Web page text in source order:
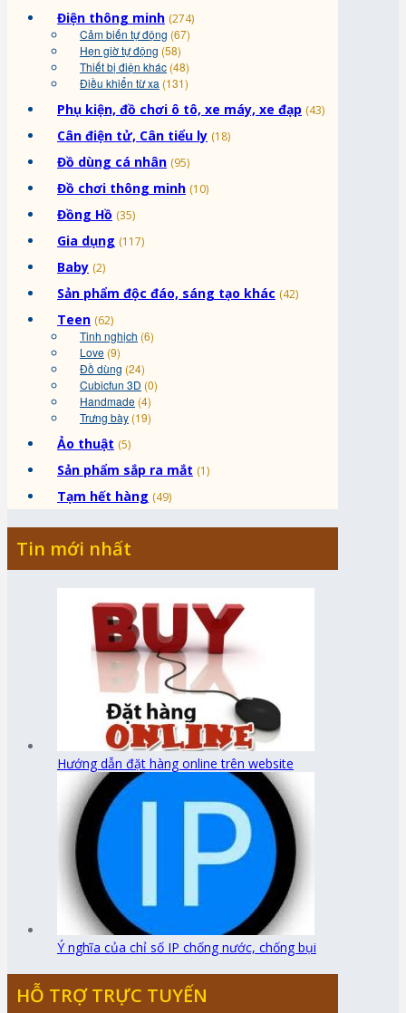
Điện thông minh (274)
Cảm biến tự động (67)
Hẹn giờ tự động (58)
Thiết bị điện khác (48)
Điều khiển từ xa (131)
Phụ kiện, đồ chơi ô tô, xe máy, xe đạp (43)
Cân điện tử, Cân tiểu ly (18)
Đồ dùng cá nhân (95)
Đồ chơi thông minh (10)
Đồng Hồ (35)
Gia dụng (117)
Baby (2)
Sản phẩm độc đáo, sáng tạo khác (42)
Teen (62)
Tinh nghịch (6)
Love (9)
Đồ dùng (24)
Cubicfun 3D (0)
Handmade (4)
Trưng bày (19)
Ảo thuật (5)
Sản phẩm sắp ra mắt (1)
Tạm hết hàng (49)
Tin mới nhất
Hướng dẫn đặt hàng online trên website
Ý nghĩa của chỉ số IP chống nước, chống bụi
HỖ TRỢ TRỰC TUYẾN